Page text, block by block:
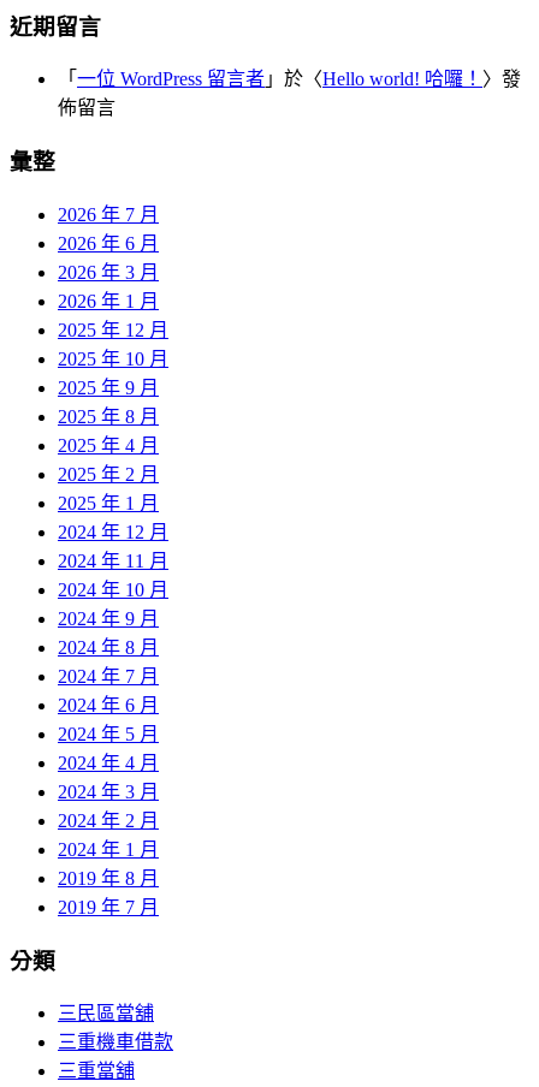
近期留言
「 一位 WordPress 留言者 」於〈Hello world! 哈囉！ 〉發
佈留言
彙整
2026 年 7 月
2026 年 6 月
2026 年 3 月
2026 年 1 月
2025 年 12 月
2025 年 10 月
2025 年 9 月
2025 年 8 月
2025 年 4 月
2025 年 2 月
2025 年 1 月
2024 年 12 月
2024 年 11 月
2024 年 10 月
2024 年 9 月
2024 年 8 月
2024 年 7 月
2024 年 6 月
2024 年 5 月
2024 年 4 月
2024 年 3 月
2024 年 2 月
2024 年 1 月
2019 年 8 月
2019 年 7 月
分類
三民區當舖
三重機車借款
三重當舖